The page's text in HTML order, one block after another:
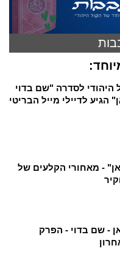
היהודי לסדרה "שם בדוי
הגיע לדיילי מייל הבריטי
- מאחורי הקלעים של
- שם בדוי - הפרק